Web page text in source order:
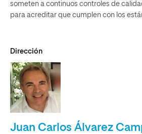
someten a continuos controles de
para acreditar que cumplen con los
Dirección
Juan Carlos Álvarez